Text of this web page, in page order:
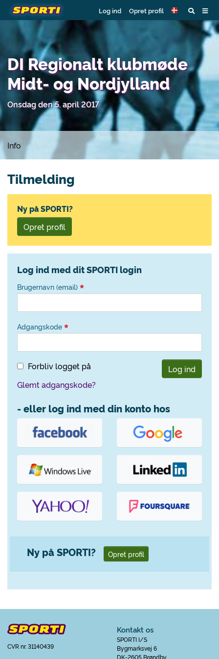
Log ind Opret profil
DI Regionalt klubmøde
Midt- og Nordjylland
Onsdag den 5. april 2017
Info
Tilmelding
Ny på SPORTI?
Opret profil
Log ind med dit SPORTI login
Brugernavn (email)
Adgangskode
Forbliv logget på
Log ind
Glemt adgangskode?
- eller log ind med din konto hos
Ny på SPORTI? Opret profil
CVR nr. 31140439
Kontakt os
SPORTI I/S
Bygmarksvej 6
DK-2605 Brøndby